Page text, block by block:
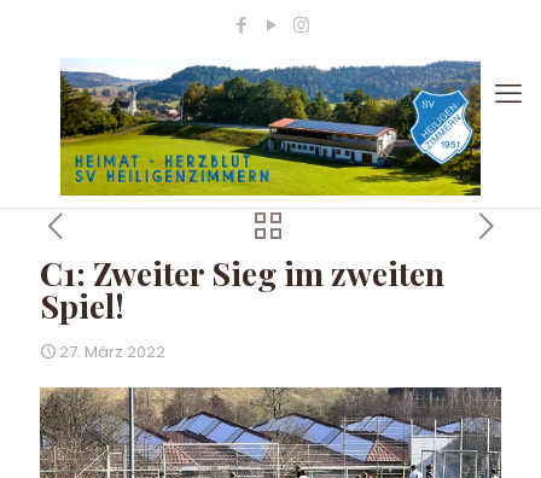
C1: Zweiter Sieg im zweiten
Spiel!
27. März 2022